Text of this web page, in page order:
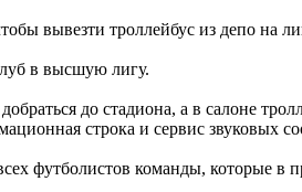
вывезти троллейбус из депо на
в высшую лигу.
до стадиона, а в салоне
строка и сервис звуковых
футболистов команды, которые в